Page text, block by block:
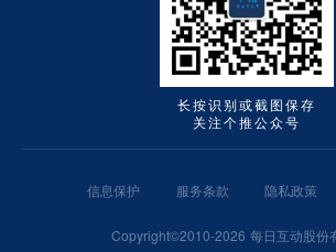
长按识别或截图保存
关注个推公众号
信息保护 服务条款 隐私政策
Copyright©2010-2026 每日互动股份